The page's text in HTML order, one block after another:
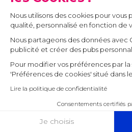
proposer un contenu de qualité,
personnalisé en fonction de vos
Nous partageons des données avec
publicité et créer des pubs
Pour modifier vos préférences par la
'Préférences de cookies' situé dans
Lire la politique de confidentialité
Consentements certifiés
Je choisis
COOKIES